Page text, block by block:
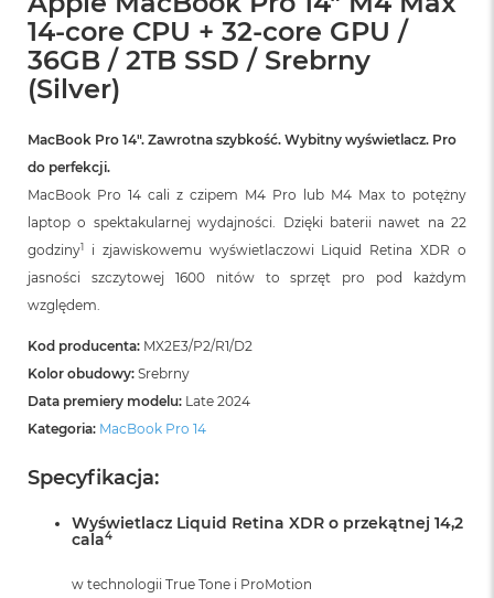
14-core CPU + 32-core GPU /
36GB / 2TB SSD / Srebrny
(Silver)
MacBook Pro 14″. Zawrotna szybkość. Wybitny wyświetlacz. Pro
do perfekcji.
MacBook Pro 14 cali z czipem M4 Pro lub M4 Max to potężny
laptop o spektakularnej wydajności. Dzięki baterii nawet na 22
godziny1
i zjawiskowemu wyświetlaczowi Liquid Retina XDR o
jasności szczytowej 1600 nitów to sprzęt pro pod każdym
względem.
Kod producenta: MX2E3/P2/R1/D2
Kolor obudowy: Srebrny
Data premiery modelu: Late 2024
Kategoria: MacBook Pro 14
Specyfikacja:
Wyświetlacz Liquid Retina XDR o przekątnej 14,2
cala4
w technologii True Tone i ProMotion